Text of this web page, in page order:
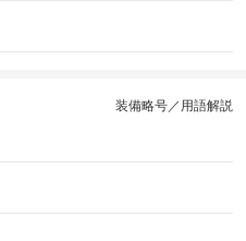
装備略号／用語解説